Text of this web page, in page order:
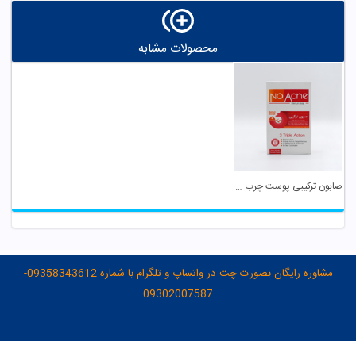
محصولات مشابه
صابون ترکیبی پوست چرب و جوشدار نو آکنه
مشاوره رایگان بصورت چت در واتساپ و تلگرام با شماره 09358343612-
09302007587